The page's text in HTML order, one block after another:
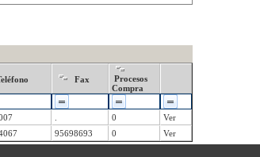
Fax
Procesos
Compra
0
Ver
95698693 0 Ver